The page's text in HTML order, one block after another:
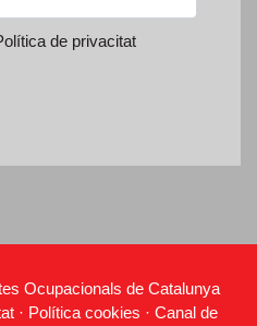
de privacitat
Ocupacionals de Catalunya
· Política cookies · Canal de